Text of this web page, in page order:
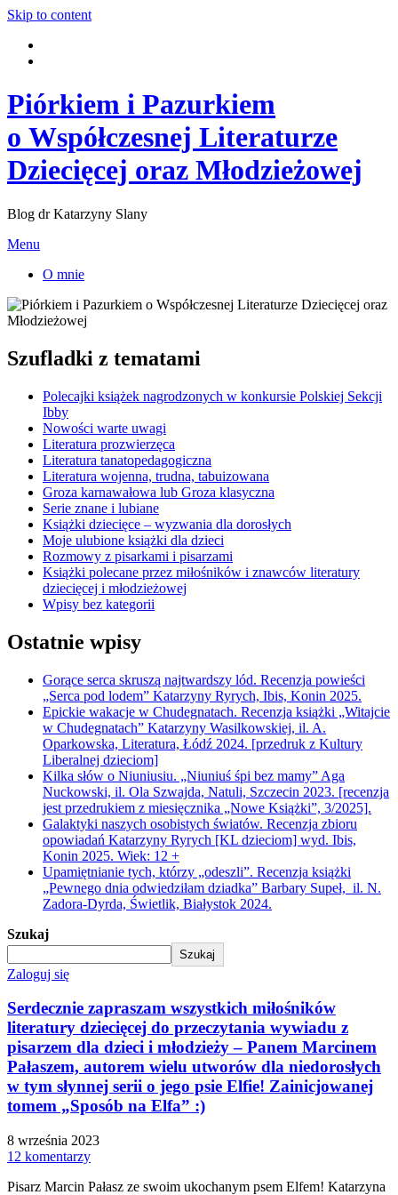
Skip to content
Piórkiem i Pazurkiem
o Współczesnej Literaturze
Dziecięcej oraz Młodzieżowej
Blog dr Katarzyny Slany
Menu
O mnie
Szufladki z tematami
Polecajki książek nagrodzonych w konkursie Polskiej Sekcji
Ibby
Nowości warte uwagi
Literatura prozwierzęca
Literatura tanatopedagogiczna
Literatura wojenna, trudna, tabuizowana
Groza karnawałowa lub Groza klasyczna
Serie znane i lubiane
Książki dziecięce – wyzwania dla dorosłych
Moje ulubione książki dla dzieci
Rozmowy z pisarkami i pisarzami
Książki polecane przez miłośników i znawców literatury
dziecięcej i młodzieżowej
Wpisy bez kategorii
Ostatnie wpisy
Gorące serca skruszą najtwardszy lód. Recenzja powieści
„Serca pod lodem” Katarzyny Ryrych, Ibis, Konin 2025.
Epickie wakacje w Chudegnatach. Recenzja książki „Witajcie
w Chudegnatach” Katarzyny Wasilkowskiej, il. A.
Oparkowska, Literatura, Łódź 2024. [przedruk z Kultury
Liberalnej dzieciom]
Kilka słów o Niuniusiu. „Niuniuś śpi bez mamy” Aga
Nuckowski, il. Ola Szwajda, Natuli, Szczecin 2023. [recenzja
jest przedrukiem z miesięcznika „Nowe Książki”, 3/2025].
Galaktyki naszych osobistych światów. Recenzja zbioru
opowiadań Katarzyny Ryrych [KL dzieciom] wyd. Ibis,
Konin 2025. Wiek: 12 +
Upamiętnianie tych, którzy „odeszli”. Recenzja książki
„Pewnego dnia odwiedziłam dziadka” Barbary Supeł, il. N.
Zadora-Dyrda, Świetlik, Białystok 2024.
Szukaj
Szukaj
Zaloguj się
Serdecznie zapraszam wszystkich miłośników
literatury dziecięcej do przeczytania wywiadu z
pisarzem dla dzieci i młodzieży – Panem Marcinem
Pałaszem, autorem wielu utworów dla niedorosłych
w tym słynnej serii o jego psie Elfie! Zainicjowanej
tomem „Sposób na Elfa” :)
8 września 2023
12 komentarzy
Pisarz Marcin Pałasz ze swoim ukochanym psem Elfem! Katarzyna